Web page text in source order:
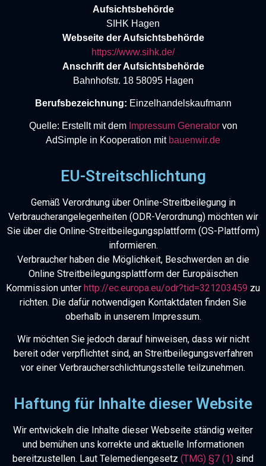
Aufsichtsbehörde
SIHK Hagen
Webseite der Aufsichtsbehörde
https://www.sihk.de/
Anschrift der Aufsichtsbehörde
Bahnhofstr. 18 58095 Hagen
Berufsbezeichnung: Einzelhandelskaufmann
Quelle: Erstellt mit dem Impressum Generatorvon
AdSimple in Kooperation mit bauenwir.de
EU-Streitschlichtung
Gemäß Verordnung über Online-Streitbeilegung in
Verbraucherangelegenheiten (ODR-Verordnung) möchten wir
Sie über die Online-Streitbeilegungsplattform (OS-Plattform)
informieren.
Verbraucher haben die Möglichkeit, Beschwerden an die
Online Streitbeilegungsplattform der Europäischen
Kommission unter http://ec.europa.eu/odr?tid=321203459 zu
richten. Die dafür notwendigen Kontaktdaten finden Sie
oberhalb in unserem Impressum.
Wir möchten Sie jedoch darauf hinweisen, dass wir nicht
bereit oder verpflichtet sind, an Streitbeilegungsverfahren
vor einer Verbraucherschlichtungsstelle teilzunehmen.
Haftung für Inhalte dieser Website
Wir entwickeln die Inhalte dieser Webseite ständig weiter
und bemühen uns korrekte und aktuelle Informationen
bereitzustellen. Laut Telemediengesetz (TMG) §7 (1) sind